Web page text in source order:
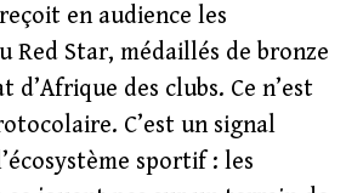
en audience les
Red Star, médaillés de bronze
d’Afrique des clubs. Ce n’est
C’est un signal
sportif : les